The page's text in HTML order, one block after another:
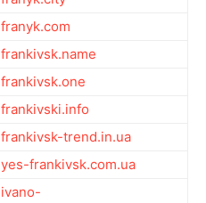
franyk.com
frankivsk.name
frankivsk.one
frankivski.info
frankivsk-trend.in.ua
yes-frankivsk.com.ua
ivano-